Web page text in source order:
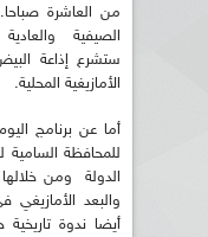
من العاشرة
الصيفية
ستشرع إذاعة
الأمازيغية المحلية.
أما عن برنامج
للمحافظة
الدولة ومن خلالها
والبعد الأمازيغي
أيضا ندوة